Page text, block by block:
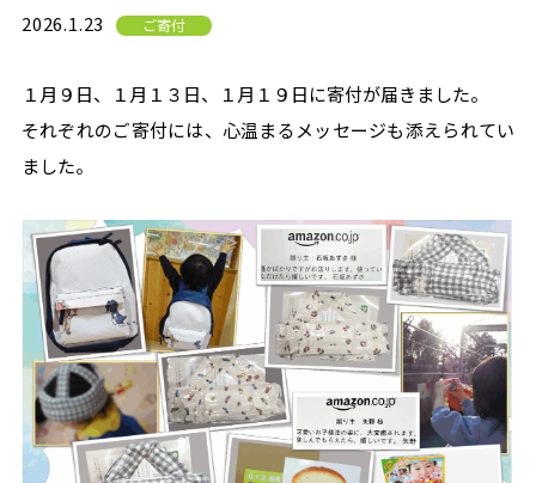
2026.1.23 ご寄付
１月９日、１月１３日、１月１９日に寄付が届きました。
それぞれのご寄付には、心温まるメッセージも添えられてい
ました。